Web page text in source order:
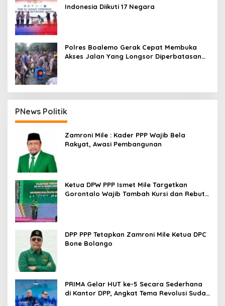
Indonesia Diikuti 17 Negara
Polres Boalemo Gerak Cepat Membuka
Akses Jalan Yang Longsor Diperbatasan
PNews Politik
Zamroni Mile : Kader PPP Wajib Bela
Rakyat, Awasi Pembangunan
Ketua DPW PPP Ismet Mile Targetkan
Gorontalo Wajib Tambah Kursi dan Rebut
DPP PPP Tetapkan Zamroni Mile Ketua DPC
Bone Bolango
PRIMA Gelar HUT ke-5 Secara Sederhana
di Kantor DPP, Angkat Tema Revolusi Sudah